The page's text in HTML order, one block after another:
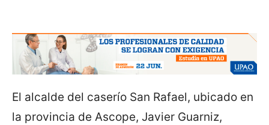
El alcalde del caserío San Rafael, ubicado en
la provincia de Ascope, Javier Guarniz,